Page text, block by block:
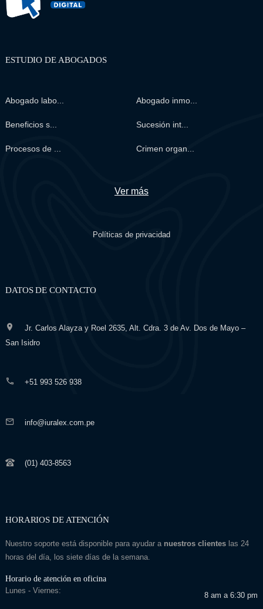
ESTUDIO DE ABOGADOS
Abogado labo... Abogado inmo...
Beneficios s... Sucesión int...
Procesos de ... Crimen organ...
Ver más
Políticas de privacidad
DATOS DE CONTACTO
Jr. Carlos Alayza y Roel 2635, Alt. Cdra. 3 de Av. Dos de Mayo –
San Isidro
+51 993 526 938
info@iuralex.com.pe
(01) 403-8563
HORARIOS DE ATENCIÓN
Nuestro soporte está disponible para ayudar a nuestros clienteslas 24
horas del día, los siete días de la semana.
Horario de atención en oficina
Lunes - Viernes:
8 am a 6:30 pm